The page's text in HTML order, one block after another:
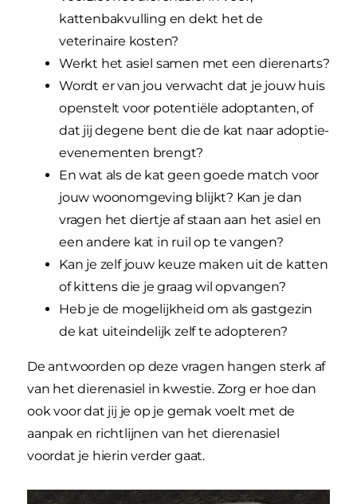
kattenbakvulling en dekt het de
veterinaire kosten?
Werkt het asiel samen met een dierenarts?
Wordt er van jou verwacht dat je jouw huis
openstelt voor potentiële adoptanten, of
dat jij degene bent die de kat naar adoptie-
evenementen brengt?
En wat als de kat geen goede match voor
jouw woonomgeving blijkt? Kan je dan
vragen het diertje af staan aan het asiel en
een andere kat in ruil op te vangen?
Kan je zelf jouw keuze maken uit de katten
of kittens die je graag wil opvangen?
Heb je de mogelijkheid om als gastgezin
de kat uiteindelijk zelf te adopteren?
De antwoorden op deze vragen hangen sterk af
van het dierenasiel in kwestie. Zorg er hoe dan
ook voor dat jij je op je gemak voelt met de
aanpak en richtlijnen van het dierenasiel
voordat je hierin verder gaat.